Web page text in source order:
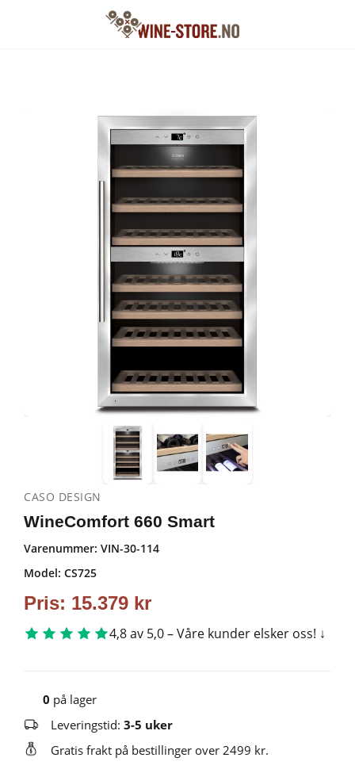
CASO DESIGN
WineComfort 660 Smart
Varenummer: VIN-30-114
Model: CS725
Pris: 15.379 kr
4,8 av 5,0 – Våre kunder elsker oss!
0 på lager
Leveringstid: 3-5 uker
Gratis frakt på bestillinger over 2499 kr.